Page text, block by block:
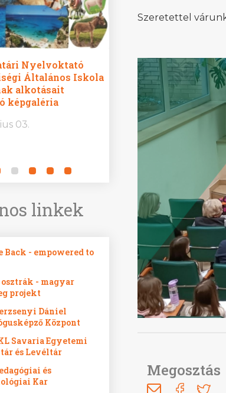
Nyelvoktató
Általános Iskola
alkotásait
képgaléria
03.
Győrvári Béri Balogh
Általános
Iskola diákjainak
bemutató képgaléria
2026. július 03.
linkek
Back - empowered to
osztrák - magyar
projekt
Dániel
Központ
Savaria Egyetemi
és Levéltár
és
Kar
Szeretettel
Megosztás